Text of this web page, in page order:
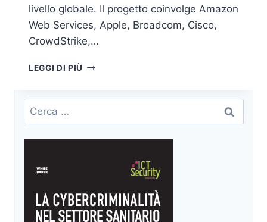
livello globale. Il progetto coinvolge Amazon
Web Services, Apple, Broadcom, Cisco,
CrowdStrike,…
LEGGI DI PIÙ ANTHROPIC
PROJECT
CLAUDE
MYTHOS
DAY
IN
Ricerca
per: